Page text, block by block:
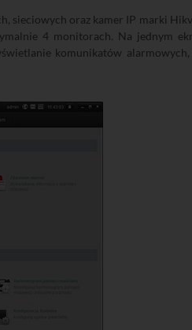
sieciowych oraz kamer IP marki
4 monitorach. Na jednym
komunikatów